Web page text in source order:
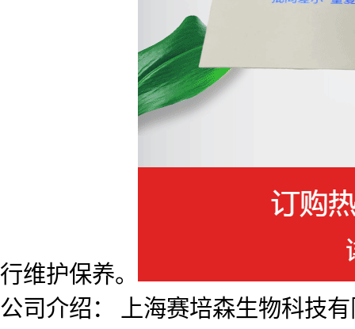
行维护保养。
公司介绍： 上海赛培森生物科技有